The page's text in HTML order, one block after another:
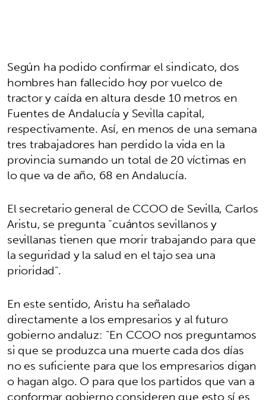
Según ha podido confirmar el sindicato, dos
hombres han fallecido hoy por vuelco de
tractor y caída en altura desde 10 metros en
Fuentes de Andalucía y Sevilla capital,
respectivamente. Así, en menos de una semana
tres trabajadores han perdido la vida en la
provincia sumando un total de 20 víctimas en
lo que va de año, 68 en Andalucía.
El secretario general de CCOO de Sevilla, Carlos
Aristu, se pregunta “cuántos sevillanos y
sevillanas tienen que morir trabajando para que
la seguridad y la salud en el tajo sea una
prioridad”.
En este sentido, Aristu ha señalado
directamente a los empresarios y al futuro
gobierno andaluz: “En CCOO nos preguntamos
si que se produzca una muerte cada dos días
no es suficiente para que los empresarios digan
o hagan algo. O para que los partidos que van a